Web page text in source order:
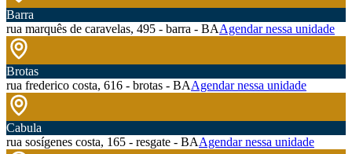
Barra
rua marquês de caravelas, 495 - barra - BAAgendar nessa unidade
Brotas
rua frederico costa, 616 - brotas - BAAgendar nessa unidade
Cabula
rua sosígenes costa, 165 - resgate - BAAgendar nessa unidade